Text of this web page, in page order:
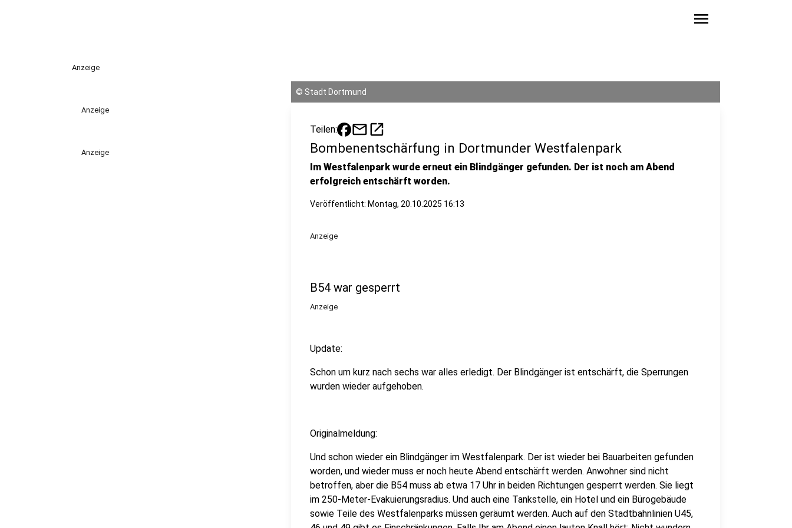
menu
Anzeige
Anzeige
Anzeige
© Stadt Dortmund
Teilen: mailopen_in_new
Bombenentschärfung in Dortmunder Westfalenpark
Im Westfalenpark wurde erneut ein Blindgänger gefunden. Der ist noch am Abend
erfolgreich entschärft worden.
Veröffentlicht: Montag, 20.10.2025 16:13
Anzeige
B54 war gesperrt
Anzeige
Update:
Schon um kurz nach sechs war alles erledigt. Der Blindgänger ist entschärft, die Sperrungen
wurden wieder aufgehoben.
Originalmeldung:
Und schon wieder ein Blindgänger im Westfalenpark. Der ist wieder bei Bauarbeiten gefunden
worden, und wieder muss er noch heute Abend entschärft werden. Anwohner sind nicht
betroffen, aber die B54 muss ab etwa 17 Uhr in beiden Richtungen gesperrt werden. Sie liegt
im 250-Meter-Evakuierungsradius. Und auch eine Tankstelle, ein Hotel und ein Bürogebäude
sowie Teile des Westfalenparks müssen geräumt werden. Auch auf den Stadtbahnlinien U45,